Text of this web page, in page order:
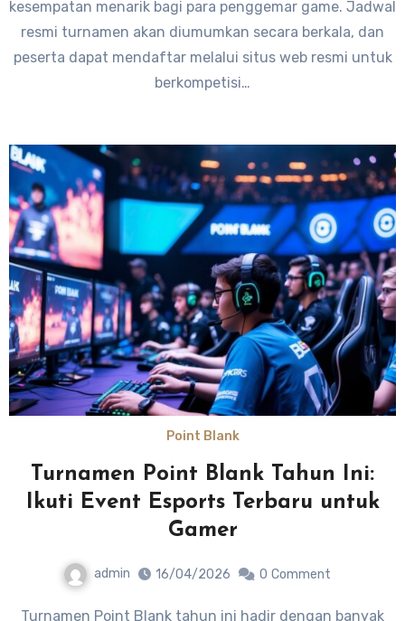
kesempatan menarik bagi para penggemar game. Jadwal
resmi turnamen akan diumumkan secara berkala, dan
peserta dapat mendaftar melalui situs web resmi untuk
berkompetisi…
Point Blank
Turnamen Point Blank Tahun Ini:
Ikuti Event Esports Terbaru untuk
Gamer
admin 16/04/2026 0 Comment
Turnamen Point Blank tahun ini hadir dengan banyak